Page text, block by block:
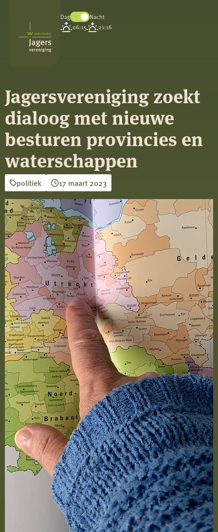
Koninklijke
Nederlandse
Jagersvereniging
Dag
Nacht
06:15
21:16
Jagersvereniging zoekt
dialoog met nieuwe
besturen provincies en
waterschappen
politiek 17 maart 2023